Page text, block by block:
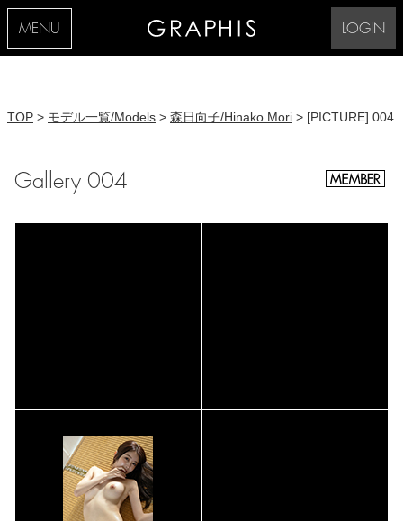
MENU LOGIN
TOP > モデル一覧/Models > 森日向子/Hinako Mori > [PICTURE] 004
Gallery 004